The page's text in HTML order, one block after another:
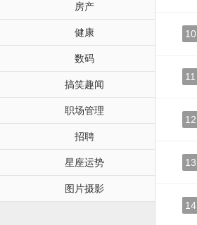
房产
健康
数码
搞笑趣闻
职场管理
招聘
星座运势
图片摄影
10
11
12
13
14